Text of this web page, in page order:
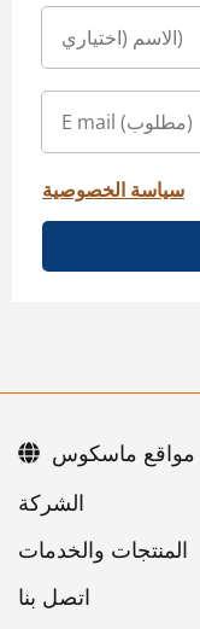
سياسة الخصوصية
اتصل بنا
مواقع ماسكوس